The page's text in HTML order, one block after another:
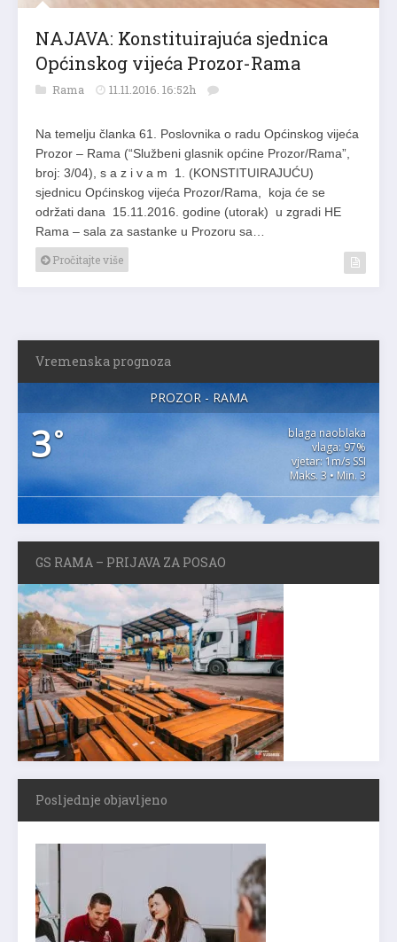
NAJAVA: Konstituirajuća sjednica
Općinskog vijeća Prozor-Rama
Rama 11.11.2016. 16:52h
Na temelju članka 61. Poslovnika o radu Općinskog vijeća
Prozor – Rama (“Službeni glasnik općine Prozor/Rama”,
broj: 3/04), s a z i v a m 1. (KONSTITUIRAJUĆU)
sjednicu Općinskog vijeća Prozor/Rama, koja će se
održati dana 15.11.2016. godine (utorak) u zgradi HE
Rama – sala za sastanke u Prozoru sa…
Pročitajte više
Vremenska prognoza
PROZOR - RAMA
3°
blaga naoblaka
vlaga: 97%
vjetar: 1m/s SSI
Maks. 3 • Min. 3
GS RAMA – PRIJAVA ZA POSAO
Posljednje objavljeno